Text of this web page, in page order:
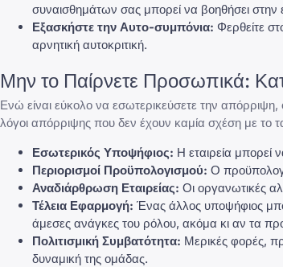
συναισθημάτων σας μπορεί να βοηθήσει στην
Εξασκήστε την Αυτο-συμπόνια: Φερθείτε
αρνητική αυτοκριτική.
Μην το Παίρνετε Προσωπικά:
Ενώ είναι εύκολο να εσωτερικεύσετε την
λόγοι απόρριψης που δεν έχουν καμία σχέση με το
Εσωτερικός Υποψήφιος: Η εταιρεία μπορεί
Περιορισμοί Προϋπολογισμού: Ο
Αναδιάρθρωση Εταιρείας: Οι οργανωτικές
Τέλεια Εφαρμογή: Ένας άλλος υποψήφιος
άμεσες ανάγκες του ρόλου, ακόμα κι αν τα
Πολιτισμική Συμβατότητα: Μερικές φορές,
δυναμική της ομάδας.